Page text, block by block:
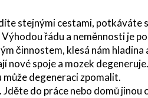
stejnými cestami, potkáváte
řádu a neměnnosti je
činnostem, klesá nám
nové spoje a mozek
degeneraci zpomalit.
do práce nebo domů